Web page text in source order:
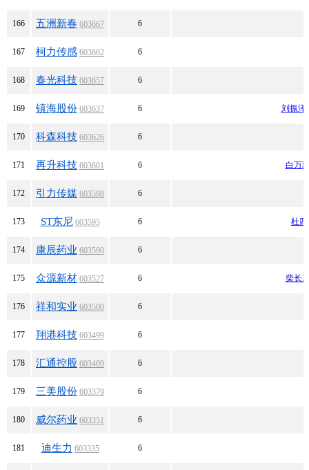
166 五洲新春 603667 6
167 柯力传感 603662 6
168 春光科技 603657 6
169 镇海股份 603637 6 刘振泽
170 科森科技 603626 6
171 再升科技 603601 6 白万
172 引力传媒 603598 6
173 ST东尼 603595 6 杜
174 康辰药业 603590 6
175 众源新材 603527 6 柴长
176 祥和实业 603500 6
177 翔港科技 603499 6
178 汇通控股 603409 6
179 三美股份 603379 6
180 威尔药业 603351 6
181 迪生力 603335 6